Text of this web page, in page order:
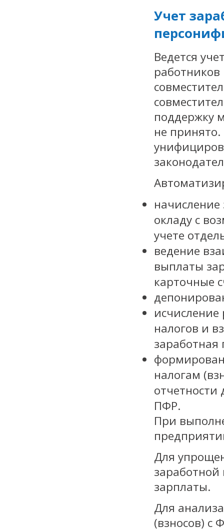
Учет
Ведется
поддержку
не
окладу с
учете
ведение
выплаты
карточные
налогов и
налогам
ПФР.
При
Для
зарплаты.
Для
(взносов) с